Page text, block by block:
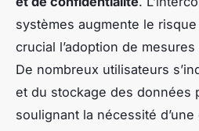
systèmes augmente le
crucial l’adoption de
De nombreux utilisateurs
et du stockage des données
soulignant la nécessité